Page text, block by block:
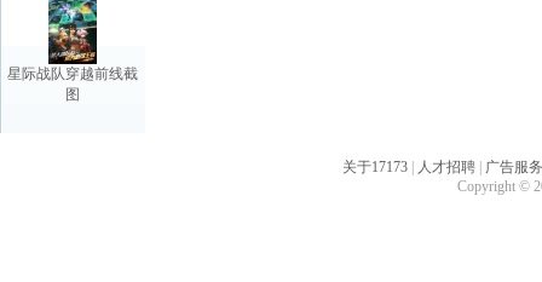
星际战队穿越前线截
图
关于17173 人才招聘
广告服务
Copyright ©